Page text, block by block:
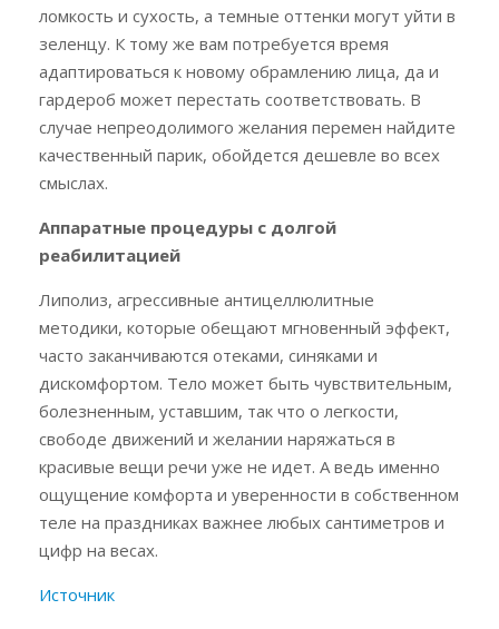
ломкость и сухость, а темные оттенки могут уйти в
зеленцу. К тому же вам потребуется время
адаптироваться к новому обрамлению лица, да и
гардероб может перестать соответствовать. В
случае непреодолимого желания перемен найдите
качественный парик, обойдется дешевле во всех
смыслах.
Аппаратные процедуры с долгой
реабилитацией
Липолиз, агрессивные антицеллюлитные
методики, которые обещают мгновенный эффект,
часто заканчиваются отеками, синяками и
дискомфортом. Тело может быть чувствительным,
болезненным, уставшим, так что о легкости,
свободе движений и желании наряжаться в
красивые вещи речи уже не идет. А ведь именно
ощущение комфорта и уверенности в собственном
теле на праздниках важнее любых сантиметров и
цифр на весах.
Источник